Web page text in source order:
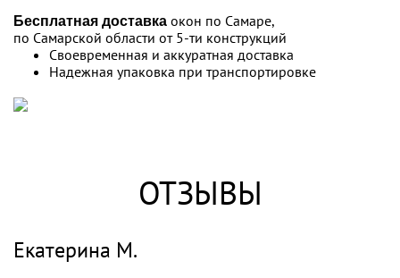
Бесплатная доставка окон по Самаре,
по Самарской области от 5-ти конструкций
Своевременная и аккуратная доставка
Надежная упаковка при транспортировке
ОТЗЫВЫ
Екатерина М.